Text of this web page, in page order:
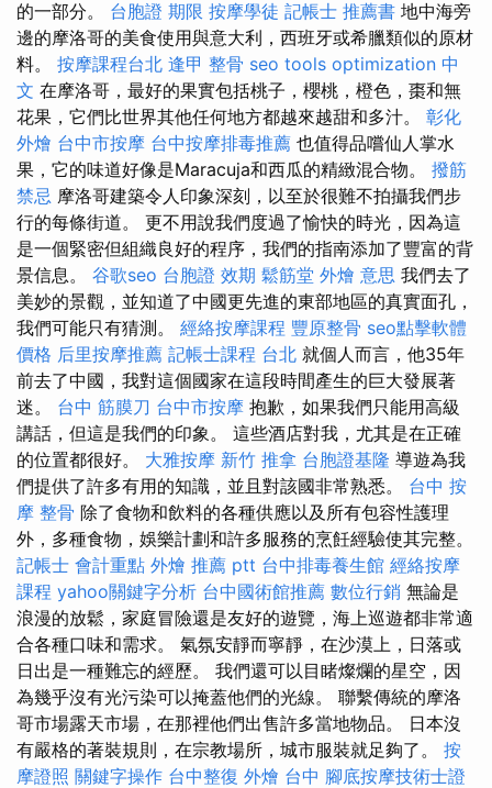
的一部分。 台胞證 期限 按摩學徒 記帳士 推薦書 地中海旁
邊的摩洛哥的美食使用與意大利，西班牙或希臘類似的原材
料。 按摩課程台北 逢甲 整骨 seo tools optimization 中
文 在摩洛哥，最好的果實包括桃子，櫻桃，橙色，棗和無
花果，它們比世界其他任何地方都越來越甜和多汁。 彰化
外燴 台中市按摩 台中按摩排毒推薦 也值得品嚐仙人掌水
果，它的味道好像是Maracuja和西瓜的精緻混合物。 撥筋
禁忌 摩洛哥建築令人印象深刻，以至於很難不拍攝我們步
行的每條街道。 更不用說我們度過了愉快的時光，因為這
是一個緊密但組織良好的程序，我們的指南添加了豐富的背
景信息。 谷歌seo 台胞證 效期 鬆筋堂 外燴 意思 我們去了
美妙的景觀，並知道了中國更先進的東部地區的真實面孔，
我們可能只有猜測。 經絡按摩課程 豐原整骨 seo點擊軟體
價格 后里按摩推薦 記帳士課程 台北 就個人而言，他35年
前去了中國，我對這個國家在這段時間產生的巨大發展著
迷。 台中 筋膜刀 台中市按摩 抱歉，如果我們只能用高級
講話，但這是我們的印象。 這些酒店對我，尤其是在正確
的位置都很好。 大雅按摩 新竹 推拿 台胞證基隆 導遊為我
們提供了許多有用的知識，並且對該國非常熟悉。 台中 按
摩 整骨 除了食物和飲料的各種供應以及所有包容性護理
外，多種食物，娛樂計劃和許多服務的烹飪經驗使其完整。
記帳士 會計重點 外燴 推薦 ptt 台中排毒養生館 經絡按摩
課程 yahoo關鍵字分析 台中國術館推薦 數位行銷 無論是
浪漫的放鬆，家庭冒險還是友好的遊覽，海上巡遊都非常適
合各種口味和需求。 氣氛安靜而寧靜，在沙漠上，日落或
日出是一種難忘的經歷。 我們還可以目睹燦爛的星空，因
為幾乎沒有光污染可以掩蓋他們的光線。 聯繫傳統的摩洛
哥市場露天市場，在那裡他們出售許多當地物品。 日本沒
有嚴格的著裝規則，在宗教場所，城市服裝就足夠了。 按
摩證照 關鍵字操作 台中整復 外燴 台中 腳底按摩技術士證